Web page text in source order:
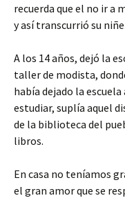
recuerda que el no ir a
y así transcurrió su
A los 14 años, dejó la
taller de modista,
había dejado la
estudiar, suplía aquel
de la biblioteca del
libros.
En casa no teníamos
el gran amor que se